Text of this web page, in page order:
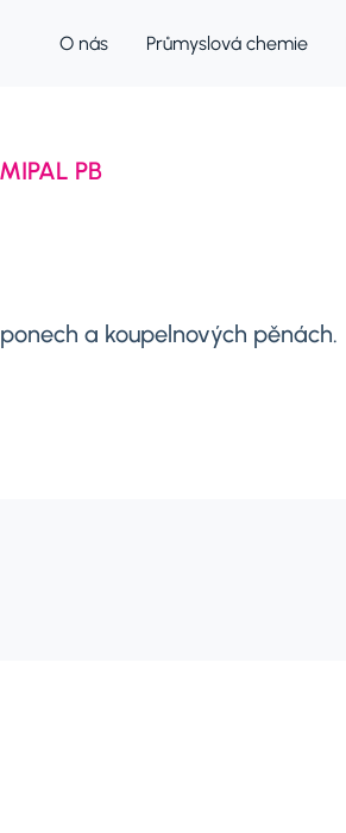
O nás Průmyslová chemie
PB
a koupelnových pěnách.